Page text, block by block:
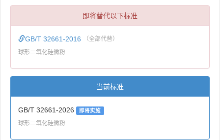
即将替代以下标准
GB/T 32661-2016 （全部代替）
球形二氧化硅微粉
当前标准
GB/T 32661-2026 即将实施
球形二氧化硅微粉